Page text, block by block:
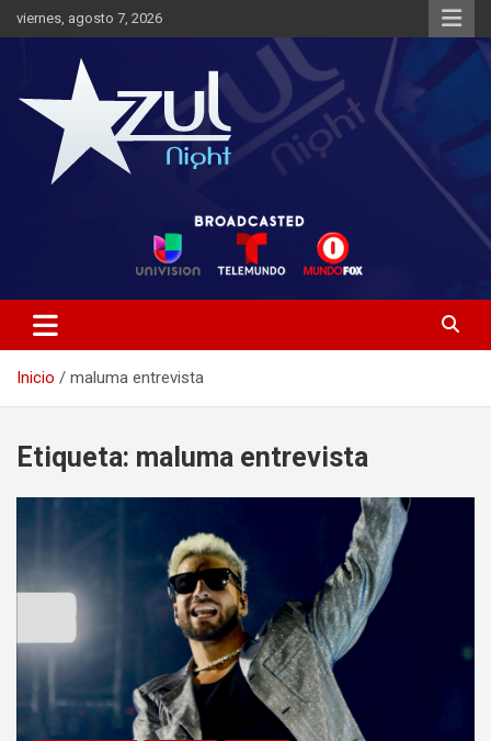
Saltar
al
viernes, agosto 7, 2026
Azul Night TV
Inicio maluma entrevista
Etiqueta: maluma entrevista